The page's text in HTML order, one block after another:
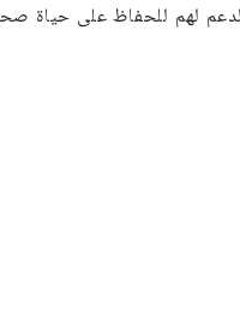
لهم للحفاظ على حياة